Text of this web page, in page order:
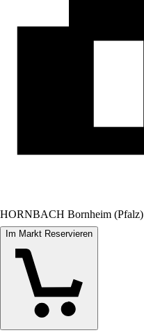
HORNBACH Bornheim (Pfalz)
Im Markt Reservieren